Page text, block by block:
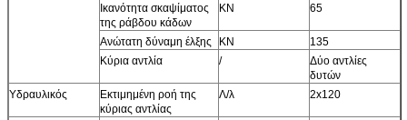
Ικανότητα σκαψίματος
της ράβδου κάδων
KN 65
Ανώτατη δύναμη έλξης KN
135
Κύρια αντλία
/
Δύο αντλίες
δυτών
Υδραυλικός
Εκτιμημένη ροή της
κύριας αντλίας
Λ/λ 2x120